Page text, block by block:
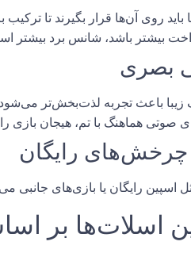
روی آن‌ها قرار بگیرند تا ترکیب
بیشتر باشد، شانس برد بیشتر
زیبا باعث تجربه لذت‌بخش‌تر
صوتی هماهنگ با تم، هیجان بازی
اسپین رایگان یا بازی‌های جانبی
اسلات‌ها بر